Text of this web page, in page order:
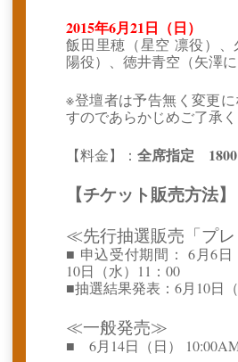
2015年6月21日（日）
飯田里穂（星空 凛役）
陽役）、徳井青空（矢澤に
※登壇者は予告無く変更
すのであらかじめご了承く
【料金】：全席指定
【チケット販売方法】
≪先行抽選販売「プ
■ 申込受付期間： 6月6日
10日（水）11：00
■抽選結果発表：6月10日
≪一般発売≫
■ 6月14日（日）